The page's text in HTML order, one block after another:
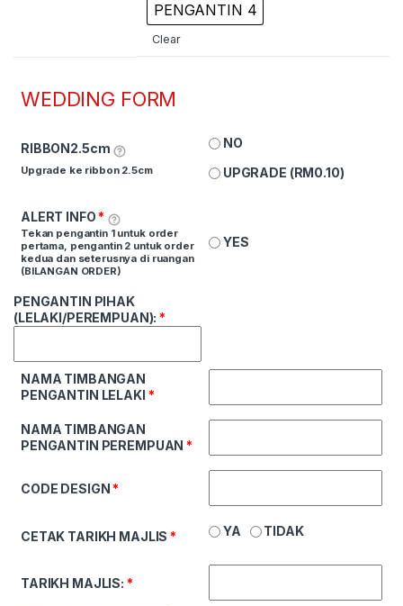
PENGANTIN 4
Clear
WEDDING FORM
RIBBON2.5cm
Upgrade ke ribbon 2.5cm
NO
UPGRADE (RM0.10)
ALERT INFO*
Tekan pengantin 1 untuk order
pertama, pengantin 2 untuk order
kedua dan seterusnya di ruangan
(BILANGAN ORDER)
YES
PENGANTIN PIHAK
(LELAKI/PEREMPUAN):*
NAMA TIMBANGAN
PENGANTIN LELAKI *
NAMA TIMBANGAN
PENGANTIN PEREMPUAN*
CODE DESIGN*
CETAK TARIKH MAJLIS* YA TIDAK
TARIKH MAJLIS: *